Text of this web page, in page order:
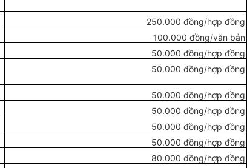
250.000đồng/hợp đồng
100.000đồng/văn bản
50.000 đồng/hợp đồng
50.000đồng/hợp đồng
50.000đồng/hợp đồng
50.000 đồng/hợp đồng
50.000đồng/hợp đồng
50.000 đồng/hợp đồng
80.000 đồng/hợpđồng